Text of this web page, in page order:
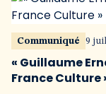
Communiqué 9
« Guillaume
France Culture